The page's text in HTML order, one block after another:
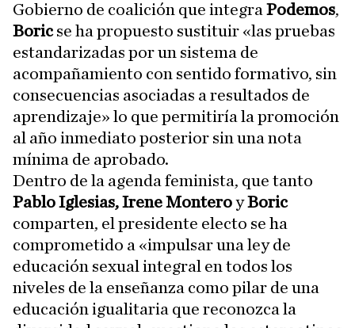
Gobierno de coalición que integraPodemos,
Boricse ha propuesto sustituir «las pruebas
estandarizadas por un sistema de
acompañamiento con sentido formativo, sin
consecuencias asociadas a resultados de
aprendizaje» lo que permitiría la promoción
al año inmediato posterior sin una nota
mínima de aprobado.
Dentro de la agenda feminista, que tanto
Pablo Iglesias, Irene MonteroyBoric
comparten, el presidente electo se ha
comprometido a «impulsar una ley de
educación sexual integral en todos los
niveles de la enseñanza como pilar de una
educación igualitaria que reconozca la